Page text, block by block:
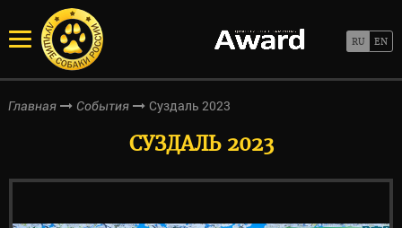
Главная События Суздаль 2023
СУЗДАЛЬ 2023